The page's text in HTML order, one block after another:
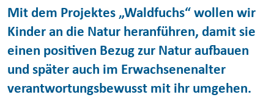
Mit dem Projektes „Waldfuchs“ wollen wir
Kinder an die Natur heranführen, damit sie
einen positiven Bezug zur Natur aufbauen
und später auch im Erwachsenenalter
verantwortungsbewusst mit ihr umgehen.